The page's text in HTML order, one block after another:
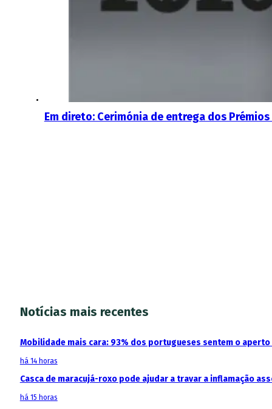
Em direto: Cerimónia de entrega dos
Notícias mais recentes
Mobilidade mais cara: 93% dos portugueses sentem o
há 14 horas
Casca de maracujá-roxo pode ajudar a travar a inflamação
há 15 horas